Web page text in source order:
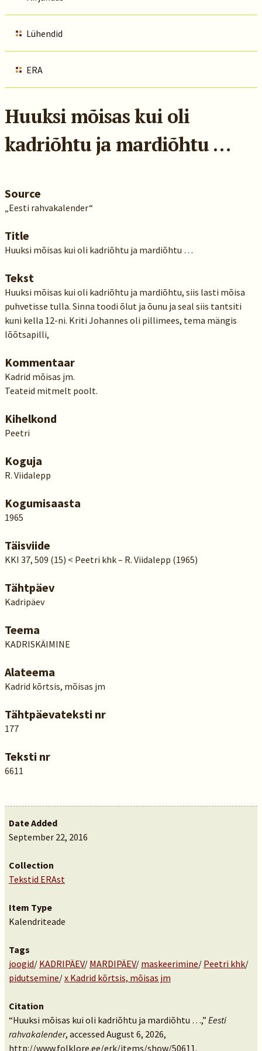
Lühendid
ERA
Huuksi mõisas kui oli
kadriõhtu ja mardiõhtu …
Source
„Eesti rahvakalender“
Title
Huuksi mõisas kui oli kadriõhtu ja mardiõhtu …
Tekst
Huuksi mõisas kui oli kadriõhtu ja mardiõhtu, siis lasti mõisa
puhvetisse tulla. Sinna toodi õlut ja õunu ja seal siis tantsiti
kuni kella 12-ni. Kriti Johannes oli pillimees, tema mängis
lõõtsapilli,
Kommentaar
Kadrid mõisas jm.
Teateid mitmelt poolt.
Kihelkond
Peetri
Koguja
R. Viidalepp
Kogumisaasta
1965
Täisviide
KKI 37, 509 (15) < Peetri khk – R. Viidalepp (1965)
Tähtpäev
Kadripäev
Teema
KADRISKÄIMINE
Alateema
Kadrid kõrtsis, mõisas jm
Tähtpäevateksti nr
177
Teksti nr
6611
Date Added
September 22, 2016
Collection
Tekstid ERAst
Item Type
Kalendriteade
Tags
joogid/ KADRIPÄEV/ MARDIPÄEV/ maskeerimine/ Peetri khk/
pidutsemine/x Kadrid kõrtsis, mõisas jm
Citation
“Huuksi mõisas kui oli kadriõhtu ja mardiõhtu …,” Eesti
rahvakalender, accessed August 6, 2026,
http://www.folklore.ee/erk/items/show/50611.